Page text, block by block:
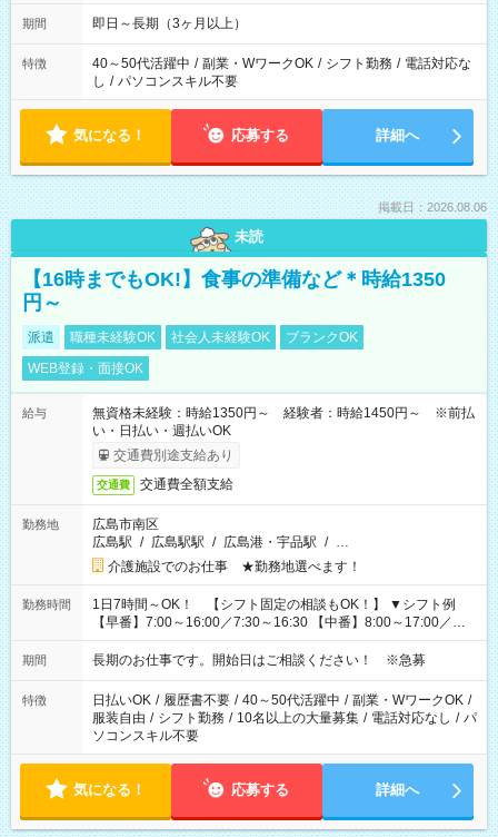
期間 即日～長期（3ヶ月以上）
特徴 40～50代活躍中 / 副業・WワークOK / シフト勤務 / 電話対応な
し / パソコンスキル不要
気になる！ 応募する 詳細へ
掲載日：2026.08.06
未読
【16時までもOK!】食事の準備など＊時給1350
円～
派遣 職種未経験OK 社会人未経験OK
ブランクOK
WEB登録・面接OK
給与
無資格未経験：時給1350円～ 経験者：時給1450円～ ※前払
い・日払い・週払いOK
交通費別途支給あり
交通費 交通費全額支給
勤務地
広島市南区
広島駅 / 広島駅駅 / 広島港・宇品駅 / …
介護施設でのお仕事 ★勤務地選べます！
勤務時間
1日7時間～OK！ 【シフト固定の相談もOK！】 ▼シフト例
【早番】7:00～16:00／7:30～16:30 【中番】8:00～17:00／
9:00～18:00 【遅番】11:00～20:00／13:00～22:00
期間 長期のお仕事です。開始日はご相談ください！ ※急募
特徴 日払いOK / 履歴書不要 / 40～50代活躍中 / 副業・WワークOK /
服装自由 / シフト勤務 / 10名以上の大量募集 / 電話対応なし / パ
ソコンスキル不要
気になる！ 応募する 詳細へ